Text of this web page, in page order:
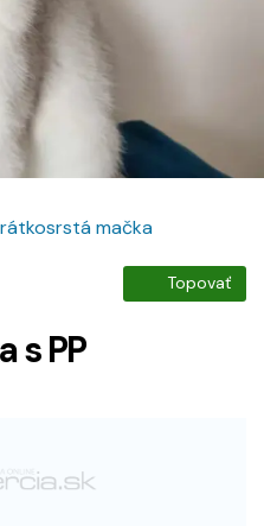
mačka
Topovať
s PP